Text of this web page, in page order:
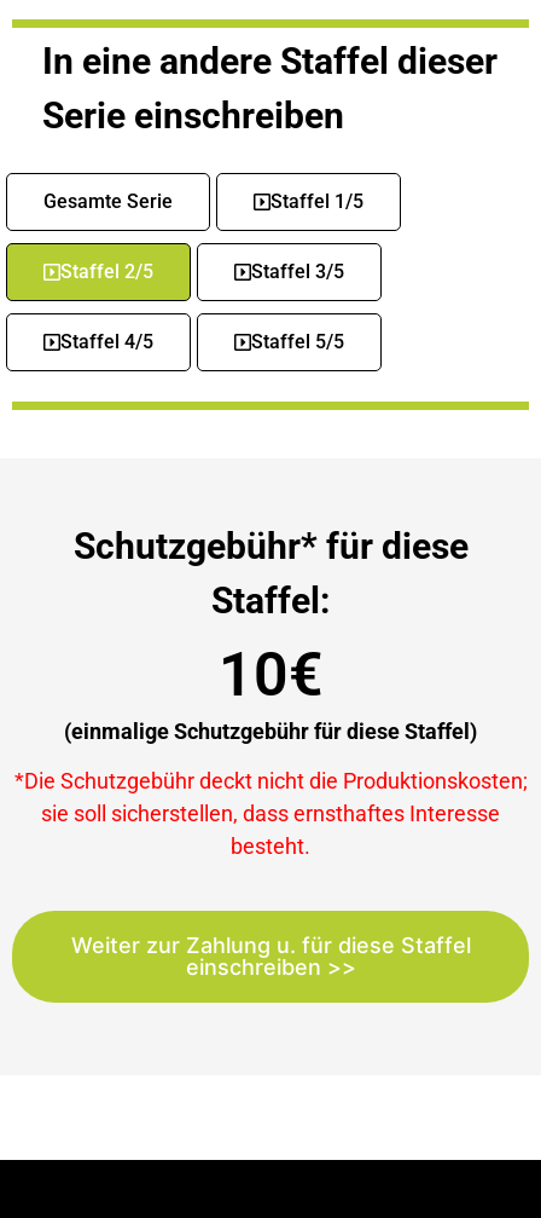
In eine andere Staffel dieser
Serie einschreiben
Gesamte Serie Staffel 1/5
Staffel 2/5 Staffel 3/5
Staffel 4/5 Staffel 5/5
Schutzgebühr* für diese
Staffel:
10€
(einmalige Schutzgebühr für diese Staffel)
*Die Schutzgebühr deckt nicht die Produktionskosten;
sie soll sicherstellen, dass ernsthaftes Interesse
besteht.
Weiter zur Zahlung u. für diese Staffel
einschreiben >>